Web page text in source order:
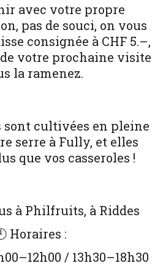
avec votre propre
pas de souci, on vous
consignée à CHF 5.–,
votre prochaine visite
la ramenez.
sont cultivées en pleine
serre à Fully, et elles
que vos casseroles !
à Philfruits, à Riddes
Horaires :
/ 13h30–18h30